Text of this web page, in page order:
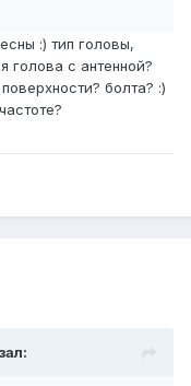
:) тип головы,
голова с антенной?
болта? :)